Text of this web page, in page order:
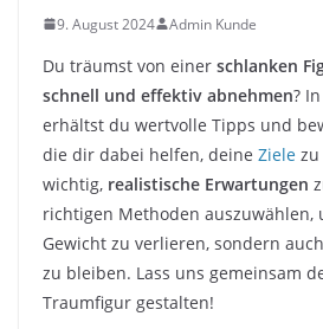
9. August 2024 Admin Kunde
Du träumst von einer schlanken
schnell und effektiv abnehmen?
erhältst du wertvolle Tipps und
die dir dabei helfen, deine Ziele
wichtig, realistische Erwartungen
richtigen Methoden auszuwählen,
Gewicht zu verlieren, sondern auch
zu bleiben. Lass uns gemeinsam
Traumfigur gestalten!